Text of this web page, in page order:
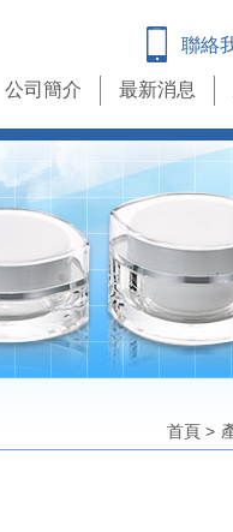
聯絡
公司簡介 最新消息
首頁>